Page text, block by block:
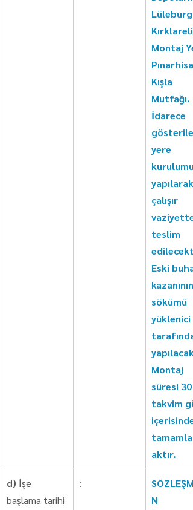
Kırklareli.
Montaj
Kışla
Mutfağı.
İdarece
yere
kurulumu
yapılarak
çalışır
vaziyette
teslim
Eski
kazanının
sökümü
yüklenici
Montaj
süresi 30
takvim
içerisinde
aktır.
d) İşe
başlama tarihi
:
N